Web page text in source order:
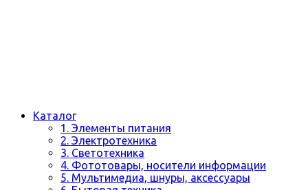
Каталог
1. Элементы питания
2. Электротехника
3. Светотехника
4. Фототовары, носители информации
5. Мультимедиа, шнуры, аксессуары